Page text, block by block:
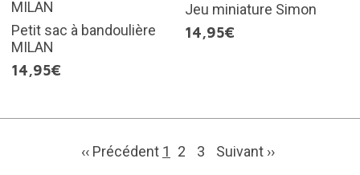
Petit sac à bandoulière
MILAN
14,95€
Jeu miniature Simon
14,95€
‹‹ Précédent 1 2 3 Suivant ››